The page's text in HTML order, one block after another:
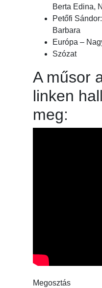
Berta Edina,
Petőfi
Barbara
Európa –
Szózat
A műsor
linken
meg:
Megosztás